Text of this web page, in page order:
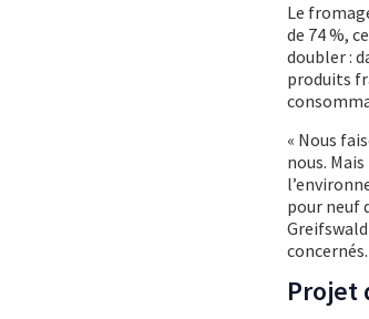
Le
de 74 %,
doubler :
produits
« Nous
nous.
pour neuf
concernés.
Projet